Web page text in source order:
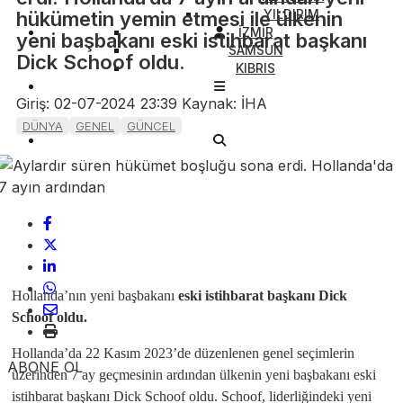
YILDIRIM
İZMİR
SAMSUN
KIBRIS
hükümetin yemin etmesi ile ülkenin
yeni başbakanı eski istihbarat başkanı
Dick Schoof oldu.
Giriş: 02-07-2024 23:39 Kaynak: İHA
DÜNYA GENEL GÜNCEL
ABONE OL
Hollanda’nın yeni başbakanı eski istihbarat başkanı Dick
Schoof oldu.
Hollanda’da 22 Kasım 2023’de düzenlenen genel seçimlerin
üzerinden 7 ay geçmesinin ardından ülkenin yeni başbakanı eski
istihbarat başkanı Dick Schoof oldu. Schoof, liderliğindeki yeni